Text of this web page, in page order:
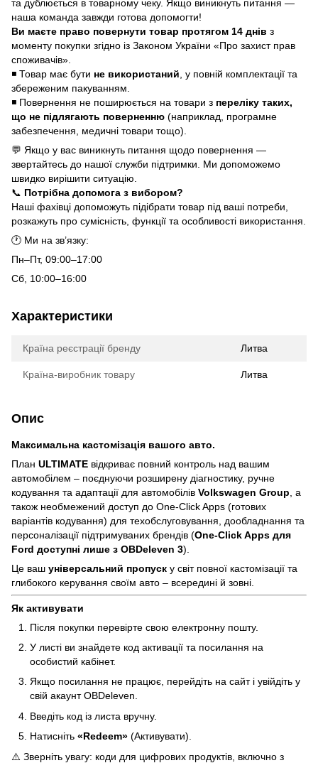
та дублюється в товарному чеку. Якщо виникнуть питання —
наша команда завжди готова допомогти!
Ви маєте право повернути товар протягом 14 днів з
моменту покупки згідно із Законом України «Про захист прав
споживачів».
◾ Товар має бути не використаний , у повній комплектації та
збереженим пакуванням.
◾ Повернення не поширюється на товари з переліку таких,
що не підлягають поверненню (наприклад, програмне
забезпечення, медичні товари тощо).
💬 Якщо у вас виникнуть питання щодо повернення —
звертайтесь до нашої служби підтримки. Ми допоможемо
швидко вирішити ситуацію.
📞 Потрібна допомога з вибором?
Наші фахівці допоможуть підібрати товар під ваші потреби,
розкажуть про сумісність, функції та особливості використання.
🕐 Ми на зв’язку:
Пн–Пт, 09:00–17:00
Сб, 10:00–16:00
Характеристики
Країна реєстрації бренду Литва
Країна-виробник товару Литва
Опис
Максимальна кастомізація вашого авто.
План ULTIMATE відкриває повний контроль над вашим
автомобілем – поєднуючи розширену діагностику, ручне
кодування та адаптації для автомобілів Volkswagen Group , а
також необмежений доступ до One-Click Apps (готових
варіантів кодування) для техобслуговування, дообладнання та
персоналізації підтримуваних брендів (One-Click Apps для
Ford доступні лише з OBDeleven 3).
Це ваш універсальний пропуск у світ повної кастомізації та
глибокого керування своїм авто – всередині й зовні.
Як активувати
Після покупки перевірте свою електронну пошту.
У листі ви знайдете код активації та посилання на
особистий кабінет.
Якщо посилання не працює, перейдіть на сайт і увійдіть у
свій акаунт OBDeleven.
Введіть код із листа вручну.
Натисніть «Redeem» (Активувати).
⚠️ Зверніть увагу: коди для цифрових продуктів, включно з